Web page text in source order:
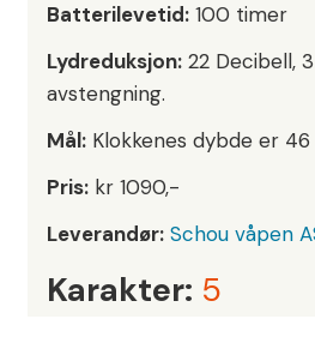
Batterilevetid: 100 timer
Lydreduksjon: 22 Decibell,
avstengning.
Mål: Klokkenes dybde er
Pris: kr 1090,-
Leverandør: Schou våpen
Karakter: 5